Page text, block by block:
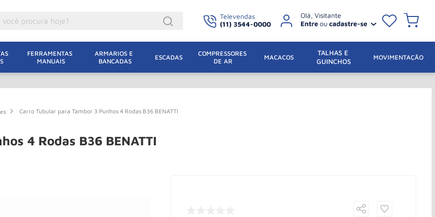
Televendas
(11) 3544-0000
FERRAMENTAS
MANUAIS
ARMARIOS E
BANCADAS
ESCADAS
COMPRESSORES
DE AR
MACACOS
TALHAS E
GUINCHOS
MOVIMENTAÇÃO
Carro Tubular para Tambor 3 Punhos 4 Rodas B36 BENATTI
4 Rodas B36 BENATTI
Eletrica